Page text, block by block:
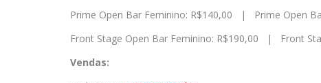
Prime Open Bar Feminino: R$140,00 | Prime Open
Front Stage Open Bar Feminino: R$190,00 | Front
Vendas: